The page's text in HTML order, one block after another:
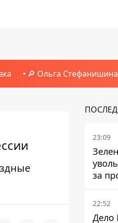
🔎 Ольга Стефанишина
23:09
за
22:52
Дело